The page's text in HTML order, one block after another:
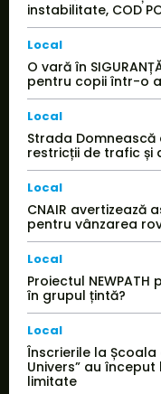
instabilitate, COD
Local
O vară în
pentru copii într-o
Local
Strada Domnească
restricții de trafic și
Local
CNAIR avertizează
pentru vânzarea
Local
Proiectul
în grupul țintă?
Local
Înscrierile la Școala
Univers” au
limitate